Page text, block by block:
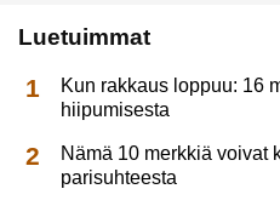
Luetuimmat
Kun rakkaus loppuu: 16
hiipumisesta
Nämä 10 merkkiä voivat
parisuhteesta